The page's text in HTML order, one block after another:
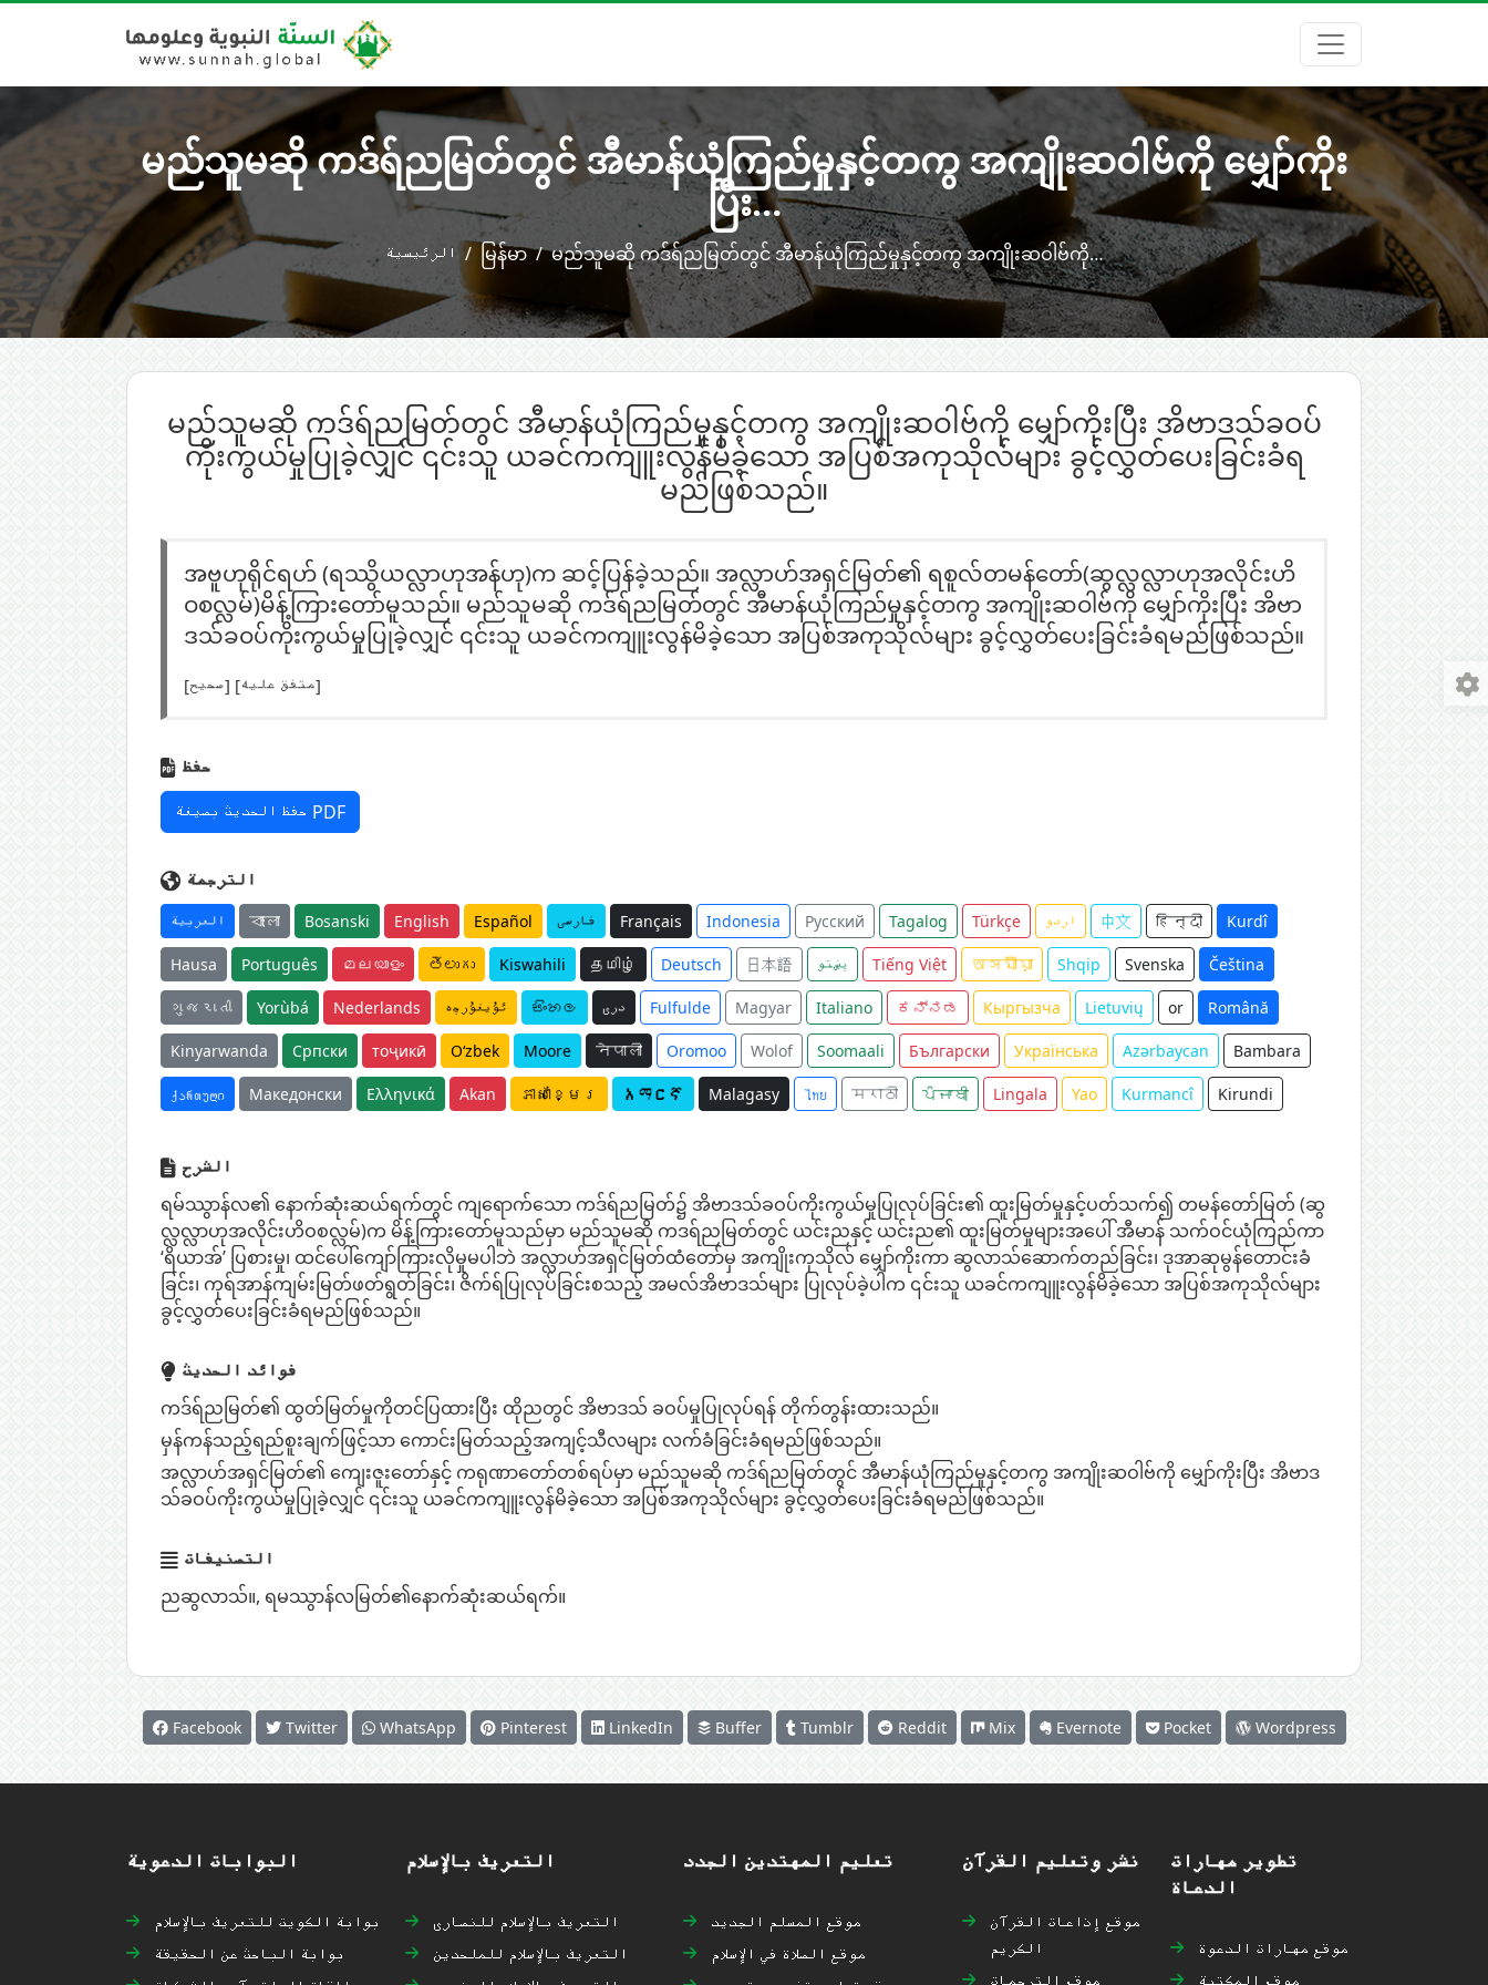
မည်သူမဆို ကဒ်ရ်ညမြတ်တွင် အီမာန်ယုံကြည်မှုနှင့်တကွ အကျိုးဆဝါဗ်ကို မျှော်ကိုး
ပြီး…
الرئيسية မြန်မာ မည်သူမဆို ကဒ်ရ်ညမြတ်တွင် အီမာန်ယုံကြည်မှုနှင့်တကွ အကျိုးဆဝါဗ်ကို…
မည်သူမဆို ကဒ်ရ်ညမြတ်တွင် အီမာန်ယုံကြည်မှုနှင့်တကွ အကျိုးဆဝါဗ်ကို မျှော်ကိုးပြီး အိဗာဒသ်ခဝပ်
ကိုးကွယ်မှုပြုခဲ့လျှင် ၎င်းသူ ယခင်ကကျူးလွန်မိခဲ့သော အပြစ်အကုသိုလ်များ ခွင့်လွှတ်ပေးခြင်းခံရ
မည်ဖြစ်သည်။
အဗူဟုရိုင်ရဟ် (ရဿွိယလ္လာဟုအန်ဟု)က ဆင့်ပြန်ခဲ့သည်။ အလ္လာဟ်အရှင်မြတ်၏ ရစူလ်တမန်တော်(ဆွလ္လလ္လာဟုအလိုင်းဟိ
ဝစလ္လမ်)မိန့်ကြားတော်မူသည်။ မည်သူမဆို ကဒ်ရ်ညမြတ်တွင် အီမာန်ယုံကြည်မှုနှင့်တကွ အကျိုးဆဝါဗ်ကို မျှော်ကိုးပြီး အိဗာ
ဒသ်ခဝပ်ကိုးကွယ်မှုပြုခဲ့လျှင် ၎င်းသူ ယခင်ကကျူးလွန်မိခဲ့သော အပြစ်အကုသိုလ်များ ခွင့်လွှတ်ပေးခြင်းခံရမည်ဖြစ်သည်။
[صحيح] [متفق عليه]
حفظ
حفظ الحديث بصيغة PDF
الترجمة
العربية বাংলা Bosanski English Español فارسی Français Indonesia Русский Tagalog Türkçe اردو 中文 हिन्दी Kurdî
Hausa Português മലയാളം తెలుగు Kiswahili தமிழ் Deutsch 日本語 پښتو Tiếng Việt অসমীয়া Shqip Svenska Čeština
ગુજરાતી Yorùbá Nederlands ئۇيغۇرچە සිංහල دری Fulfulde Magyar Italiano ಕನ್ನಡ Кыргызча Lietuvių or Română
Kinyarwanda Српски тоҷикӣ O‘zbek Moore नेपाली Oromoo Wolof Soomaali Български Українська Azərbaycan Bambara
ქართული Македонски Ελληνικά Akan ភាសាខ្មែរ አማርኛ Malagasy ไทย मराठी ਪੰਜਾਬੀ Lingala Yao Kurmancî Kirundi
الشرح
ရမ်ဿွာန်လ၏ နောက်ဆုံးဆယ်ရက်တွင် ကျ‌ရောက်သော ကဒ်ရ်ညမြတ်၌ အိဗာဒသ်ခဝပ်ကိုးကွယ်မှုပြုလုပ်ခြင်း၏ ထူးမြတ်မှုနှင့်ပတ်သက်၍ တမန်တော်မြတ် (ဆွ
လ္လလ္လာဟုအလိုင်းဟိဝစလ္လမ်)က မိန့်ကြားတော်မူသည်မှာ မည်သူမဆို ကဒရ်ညမြတ်တွင် ယင်းညနှင့် ယင်းည၏ ထူးမြတ်မှုများအပေါ် အီမာန် သက်ဝင်ယုံကြည်ကာ
‘ရိယာအ်’ ပြစားမှု၊ ထင်ပေါ်ကျော်ကြားလိုမှုမပါဘဲ အလ္လာဟ်အရှင်မြတ်ထံတော်မှ အကျိုးကုသိုလ် မျှော်ကိုးကာ ဆွလာသ်ဆောက်တည်ခြင်း၊ ဒုအာဆုမွန်တောင်းခံ
ခြင်း၊ ကုရ်အာန်ကျမ်းမြတ်ဖတ်ရွတ်ခြင်း၊ ဇိက်ရ်ပြုလုပ်ခြင်းစသည့် အမလ်အိဗာဒသ်များ ပြုလုပ်ခဲ့ပါက ၎င်းသူ ယခင်ကကျူးလွန်မိခဲ့သော အပြစ်အကုသိုလ်များ
ခွင့်လွှတ်ပေးခြင်းခံရမည်ဖြစ်သည်။
فوائد الحديث
ကဒ်ရ်ညမြတ်၏ ထွတ်မြတ်မှုကိုတင်ပြထားပြီး ထိုညတွင် အိဗာဒသ် ခဝပ်မှုပြုလုပ်ရန် တိုက်တွန်းထားသည်။
မှန်ကန်သည့်ရည်စူးချက်ဖြင့်သာ ကောင်းမြတ်သည့်အကျင့်သီလများ လက်ခံခြင်းခံရမည်ဖြစ်သည်။
အလ္လာဟ်အရှင်မြတ်၏ ကျေးဇူးတော်နှင့် ကရုဏာတော်တစ်ရပ်မှာ မည်သူမဆို ကဒ်ရ်ညမြတ်တွင် အီမာန်ယုံကြည်မှုနှင့်တကွ အကျိုးဆဝါဗ်ကို မျှော်ကိုးပြီး အိဗာဒ
သ်ခဝပ်ကိုးကွယ်မှုပြုခဲ့လျှင် ၎င်းသူ ယခင်ကကျူးလွန်မိခဲ့သော အပြစ်အကုသိုလ်များ ခွင့်လွှတ်ပေးခြင်းခံရမည်ဖြစ်သည်။
التصنيفات
ညဆွလာသ်။, ရမဿွာန်လမြတ်၏နောက်ဆုံးဆယ်ရက်။
Facebook Twitter WhatsApp Pinterest LinkedIn Buffer Tumblr Reddit Mix Evernote Pocket Wordpress
البوابات الدعوية
بوابة الكويت للتعريف بالإسلام
بوابة الباحث عن الحقيقة
التعريف بالإسلام
التعريف بالإسلام للنصارى
التعريف بالإسلام للملحدين
تعليم المهتدين الجدد
موقع المسلم الجديد
موقع الصلاة في الإسلام
نشر وتعليم القرآن
موقع إذاعات القرآن
الكريم
تطوير مهارات
الدعاة
موقع مهارات الدعوة